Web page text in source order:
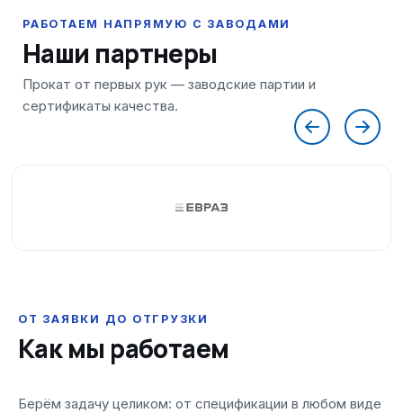
Наши партнеры
ОТ ЗАЯВКИ ДО ОТГРУЗКИ
Как мы работаем
Берём задачу целиком: от спецификации в любом виде